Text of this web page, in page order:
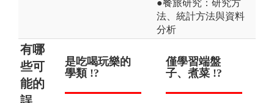
●餐旅研究：研究方
法、統計方法與資料
分析
有哪
些可
能的
是吃喝玩樂的
學類 !?
無需專業知能
!?
僅學習端盤
子、煮菜 !?